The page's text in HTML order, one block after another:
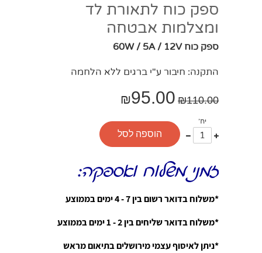
ספק כוח לתאורת לד
ומצלמות אבטחה
ספק כוח 60W / 5A / 12V
התקנה: חיבור ע"י ברגים ללא הלחמה
₪110.00
₪95.00
יח'
עוד
אחד
פחות
אחד
הוספה לסל
זמני משלוח ואספקה:
*משלוח בדואר רשום בין 7 - 4 ימים בממוצע
*משלוח בדואר שליחים בין 2 - 1 ימים בממוצע
*ניתן לאיסוף עצמי מירושלים בתיאום מראש